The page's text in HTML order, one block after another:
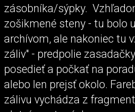
zásobníka/sýpky.
zošikmené steny - tu bolo
archívom, ale nakoniec tu
záliv" - predpolie
posedieť a počkať na
alebo len prejsť okolo.
zálivu vychádza z